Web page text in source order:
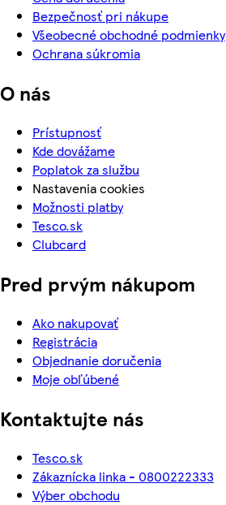
Bezpečnosť pri nákupe
Všeobecné obchodné podmienky
Ochrana súkromia
O nás
Prístupnosť
Kde dovážame
Poplatok za službu
Nastavenia cookies
Možnosti platby
Tesco.sk
Clubcard
Pred prvým nákupom
Ako nakupovať
Registrácia
Objednanie doručenia
Moje obľúbené
Kontaktujte nás
Tesco.sk
Zákaznícka linka - 0800222333
Výber obchodu